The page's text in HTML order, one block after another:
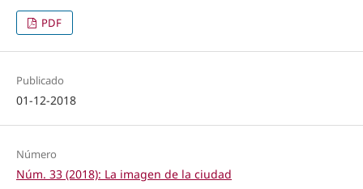
PDF
Publicado
01-12-2018
Número
Núm. 33 (2018): La imagen de la ciudad